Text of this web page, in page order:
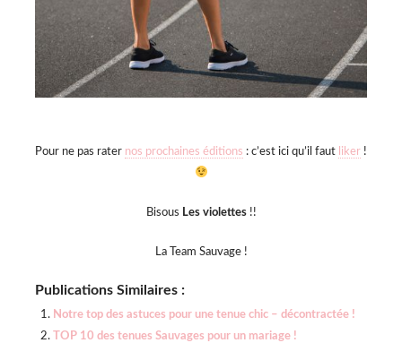
Pour ne pas rater nos prochaines éditions : c’est ici qu’il faut liker !
Bisous Les violettes!!
La Team Sauvage !
Publications Similaires :
Notre top des astuces pour une tenue chic – décontractée !
TOP 10 des tenues Sauvages pour un mariage !